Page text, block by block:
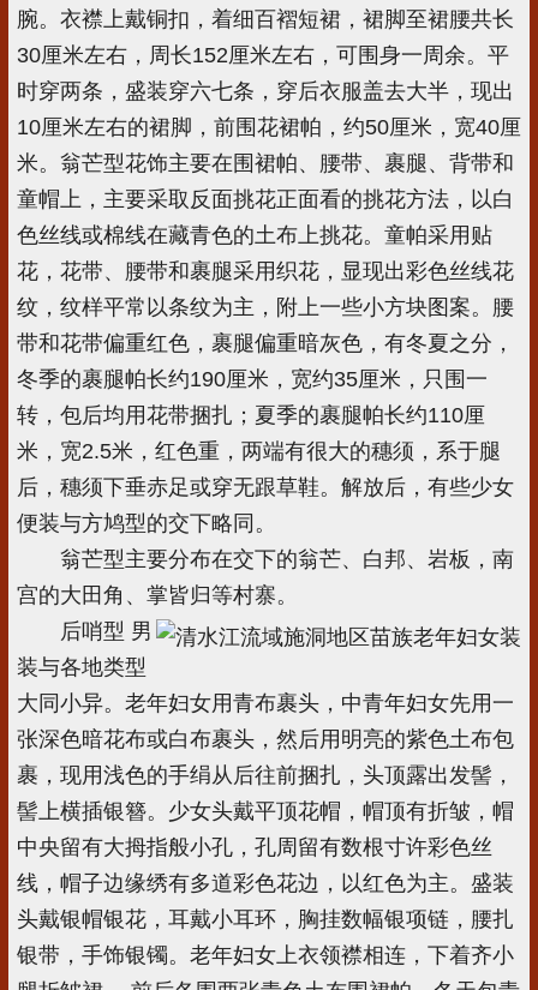
腕。衣襟上戴铜扣，着细百褶短裙，裙脚至裙腰共长
30厘米左右，周长152厘米左右，可围身一周余。平
时穿两条，盛装穿六七条，穿后衣服盖去大半，现出
10厘米左右的裙脚，前围花裙帕，约50厘米，宽40厘
米。翁芒型花饰主要在围裙帕、腰带、裹腿、背带和
童帽上，主要采取反面挑花正面看的挑花方法，以白
色丝线或棉线在藏青色的土布上挑花。童帕采用贴
花，花带、腰带和裹腿采用织花，显现出彩色丝线花
纹，纹样平常以条纹为主，附上一些小方块图案。腰
带和花带偏重红色，裹腿偏重暗灰色，有冬夏之分，
冬季的裹腿帕长约190厘米，宽约35厘米，只围一
转，包后均用花带捆扎；夏季的裹腿帕长约110厘
米，宽2.5米，红色重，两端有很大的穗须，系于腿
后，穗须下垂赤足或穿无跟草鞋。解放后，有些少女
便装与方鸠型的交下略同。
翁芒型主要分布在交下的翁芒、白邦、岩板，南
宫的大田角、掌皆归等村寨。
后哨型 男
装与各地类型
大同小异。老年妇女用青布裹头，中青年妇女先用一
张深色暗花布或白布裹头，然后用明亮的紫色土布包
裹，现用浅色的手绢从后往前捆扎，头顶露出发髻，
髻上横插银簪。少女头戴平顶花帽，帽顶有折皱，帽
中央留有大拇指般小孔，孔周留有数根寸许彩色丝
线，帽子边缘绣有多道彩色花边，以红色为主。盛装
头戴银帽银花，耳戴小耳环，胸挂数幅银项链，腰扎
银带，手饰银镯。老年妇女上衣领襟相连，下着齐小